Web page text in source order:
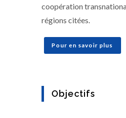
coopération
régions citées.
Pour en savoir plus
Objectifs